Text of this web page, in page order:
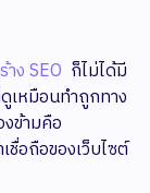
าง SEO ก็ไม่ได้มี
หมือนทำถูกทาง
ข้ามคือ
ชื่อถือของเว็บไซต์